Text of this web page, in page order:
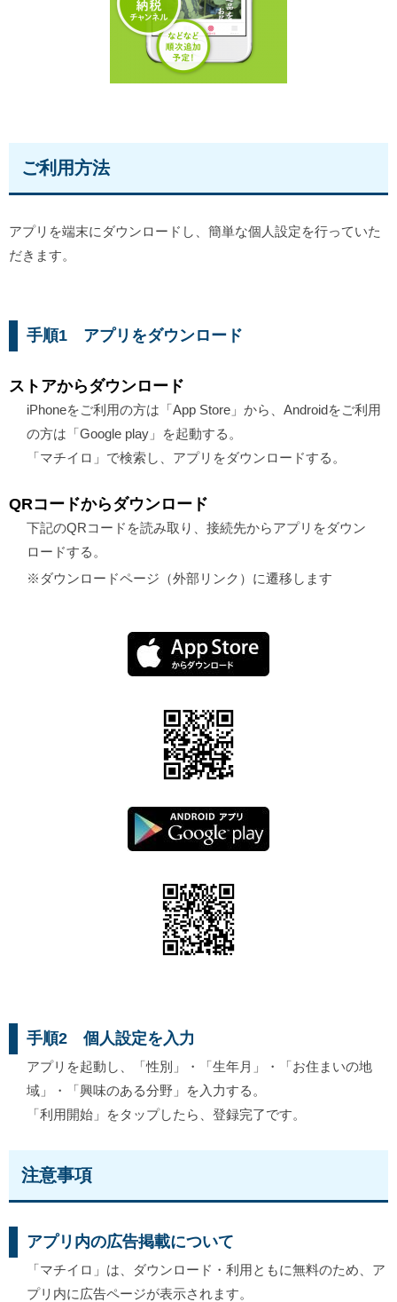
ご利用方法
アプリを端末にダウンロードし、簡単な個人設定を行っていた
だきます。
手順1 アプリをダウンロード
ストアからダウンロード
iPhoneをご利用の方は「App Store」から、Androidをご利用
の方は「Google play」を起動する。
「マチイロ」で検索し、アプリをダウンロードする。
QRコードからダウンロード
下記のQRコードを読み取り、接続先からアプリをダウン
ロードする。
※ダウンロードページ（外部リンク）に遷移します
手順2 個人設定を入力
アプリを起動し、「性別」・「生年月」・「お住まいの地
域」・「興味のある分野」を入力する。
「利用開始」をタップしたら、登録完了です。
注意事項
アプリ内の広告掲載について
「マチイロ」は、ダウンロード・利用ともに無料のため、ア
プリ内に広告ページが表示されます。